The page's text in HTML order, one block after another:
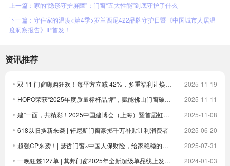
上一篇：家的“隐形守护屏障”：门窗“五大性能”到底守护了什么
下一篇：守住家的温度<第4季>罗兰西尼422品牌守护日暨《中国城市人居温
度洞察报告》IP首发！
资讯推荐
双 11 门窗嗨购狂欢！每平方立减 42%，多重福利让焕新更划算！
2025-11-19
HOPO荣获“2025年度质量标杆品牌”，赋能佛山门窗破卷立新
2025-11-11
建”一面，共精彩！2025中国建博会（上海）暨首届虹桥设计周顺利收官！
2025-11-08
618以旧换新来袭 | 轩尼斯门窗豪掷千万补贴让利消费者
2025-06-20
超强CP来袭！| 瑟哲门窗×中国人保财险，给家稳稳的安全感
2025-07-31
一晚狂签127单 | 其邦门窗2025年全新超级单品线上发布圆满成功
2024-01-03